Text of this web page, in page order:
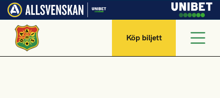
Köp biljett